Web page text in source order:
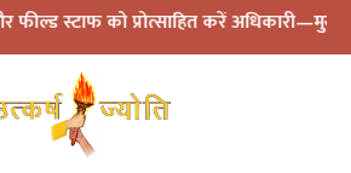
को प्रोत्साहित करें अधिकारी—मुख्य निर्वाचन